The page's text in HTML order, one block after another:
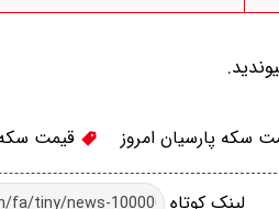
سکه پارسیان امروز قیمت سکه
لینک کوتاه